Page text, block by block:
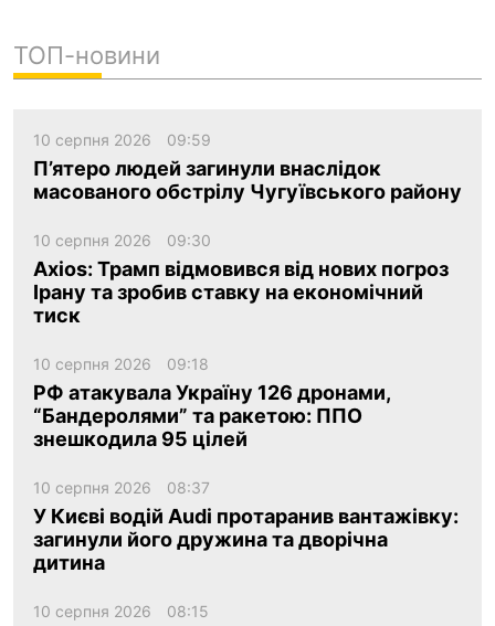
ТОП-новини
10 серпня 2026 09:59
П’ятеро людей загинули внаслідок
масованого обстрілу Чугуївського району
10 серпня 2026 09:30
Axios: Трамп відмовився від нових погроз
Ірану та зробив ставку на економічний
тиск
10 серпня 2026 09:18
РФ атакувала Україну 126 дронами,
“Бандеролями” та ракетою: ППО
знешкодила 95 цілей
10 серпня 2026 08:37
У Києві водій Audi протаранив вантажівку:
загинули його дружина та дворічна
дитина
10 серпня 2026 08:15